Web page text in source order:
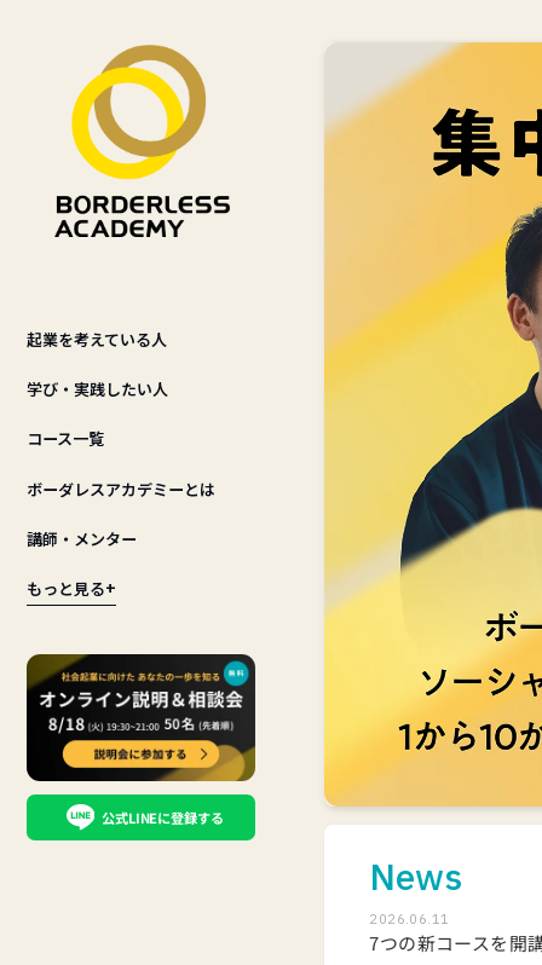
起業を考えている人
学び・実践したい人
コース一覧
ボーダレスアカデミーとは
講師・メンター
もっと見る+
公式LINEに登録する
ボーダレス
自分のテー
社会課題
ボーダレ
News
2026.06.11